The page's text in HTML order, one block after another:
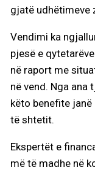
gjatë udhëtimeve
Vendimi ka
pjesë e
në raport me
në vend. Nga
këto benefite
të shtetit.
Ekspertët e
më të madhe në